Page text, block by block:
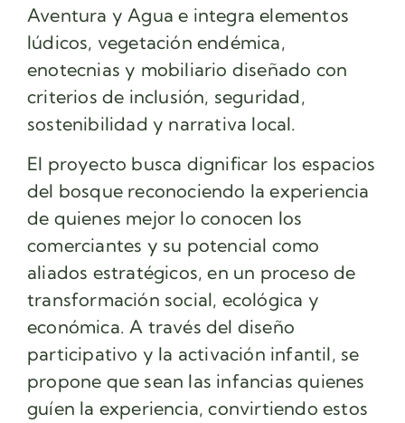
Aventura y Agua e integra elementos
lúdicos, vegetación endémica,
enotecnias y mobiliario diseñado con
criterios de inclusión, seguridad,
sostenibilidad y narrativa local.
El proyecto busca dignificar los espacios
del bosque reconociendo la experiencia
de quienes mejor lo conocen los
comerciantes y su potencial como
aliados estratégicos, en un proceso de
transformación social, ecológica y
económica. A través del diseño
participativo y la activación infantil, se
propone que sean las infancias quienes
guíen la experiencia, convirtiendo estos